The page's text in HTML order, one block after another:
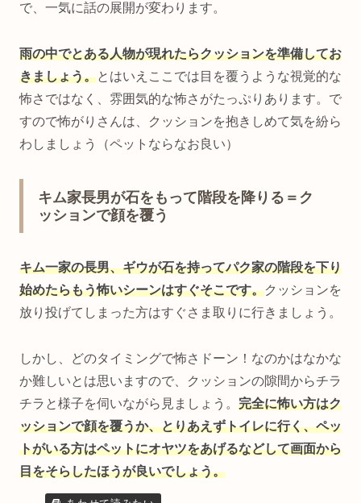
で、一気に話の展開が変わります。
雨の中でとある人物が現れたらクッションを準備してお
きましょう。とはいえここでは目を覆うような視覚的な
怖さではなく、雰囲気的な怖さがたっぷりあります。で
すので怖がりさんは、クッションを抱きしめて気を紛ら
わしましょう（ペットならなお良い）
キム家長男が石をもって階段を降りる＝ク
ッションで顔を覆う
キム一家の長男、ギウが石を持ってパク家の階段を下り
始めたらもう怖いシーンはすぐそこです。クッションを
放り投げてしまった方はすぐさま取りに行きましょう。
しかし、どのタイミングで怖さドーン！なのかはなかな
か難しいとは思いますので、クッションの隙間からチラ
チラと様子を伺いながら見ましょう。 完全に怖い方はク
ッションで顔を覆うか、とりあえずトイレに行く、ペッ
トがいる方はペットにオヤツをあげるなどして画面から
目をそらしたほうが良いでしょう。